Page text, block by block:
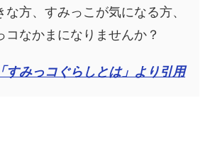
方、すみっこが気になる方、
コなかまになりませんか？
「すみっコぐらしとは」より引用